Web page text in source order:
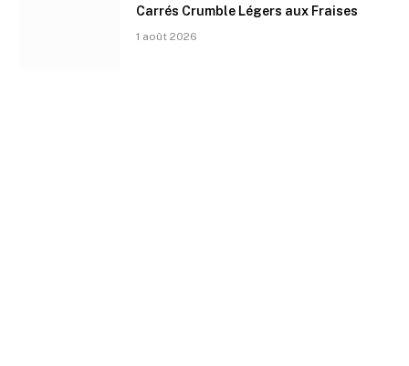
Carrés Crumble Légers aux Fraises
1 août 2026